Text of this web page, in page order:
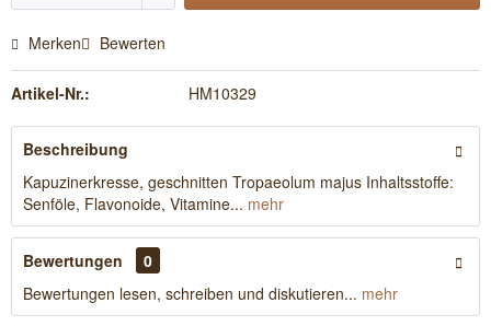
Merken Bewerten
Artikel-Nr.: HM10329
Beschreibung
Kapuzinerkresse, geschnitten Tropaeolum majus Inhaltsstoffe:
Senföle, Flavonoide, Vitamine... mehr
Bewertungen
0
Bewertungen lesen, schreiben und diskutieren... mehr